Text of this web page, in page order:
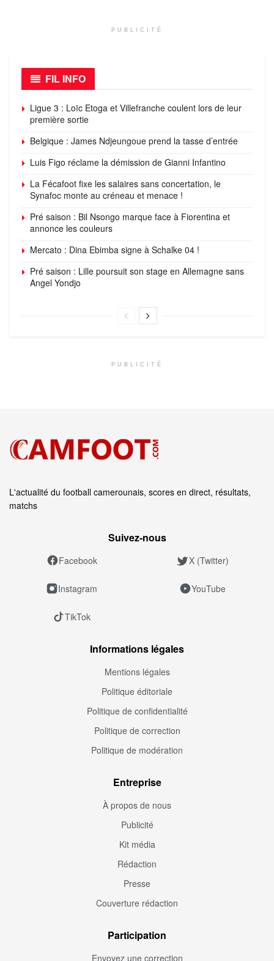
PUBLICITÉ
FIL INFO
Ligue 3 : Loïc Etoga et Villefranche coulent lors de leur
première sortie
Belgique : James Ndjeungoue prend la tasse d’entrée
Luis Figo réclame la démission de Gianni Infantino
La Fécafoot fixe les salaires sans concertation, le
Synafoc monte au créneau et menace !
Pré saison : Bil Nsongo marque face à Fiorentina et
annonce les couleurs
Mercato : Dina Ebimba signe à Schalke 04 !
Pré saison : Lille poursuit son stage en Allemagne sans
Angel Yondjo
PUBLICITÉ
L'actualité du football camerounais, scores en direct, résultats,
matchs
Suivez‑nous
Facebook X (Twitter)
Instagram YouTube
TikTok
Informations légales
Mentions légales
Politique éditoriale
Politique de confidentialité
Politique de correction
Politique de modération
Entreprise
À propos de nous
Publicité
Kit média
Rédaction
Presse
Couverture rédaction
Participation
Envoyez une correction